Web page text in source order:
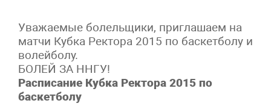
Уважаемые болельщики, приглашаем на
матчи Кубка Ректора 2015 по баскетболу и
волейболу.
БОЛЕЙ ЗА ННГУ!
Расписание Кубка Ректора 2015 по
баскетболу